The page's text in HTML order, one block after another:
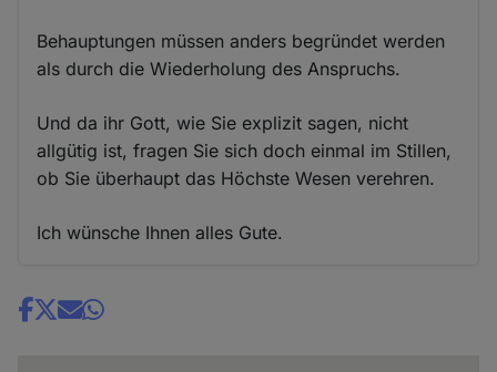
Behauptungen müssen anders begründet werden
als durch die Wiederholung des Anspruchs.
Und da ihr Gott, wie Sie explizit sagen, nicht
allgütig ist, fragen Sie sich doch einmal im Stillen,
ob Sie überhaupt das Höchste Wesen verehren.
Ich wünsche Ihnen alles Gute.
Share